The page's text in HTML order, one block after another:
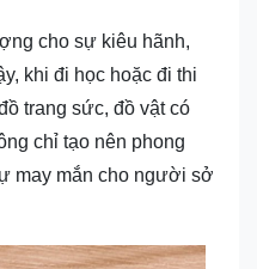
cho sự kiêu hãnh,
khi đi học hoặc đi thi
trang sức, đồ vật có
chỉ tạo nên phong
may mắn cho người sở